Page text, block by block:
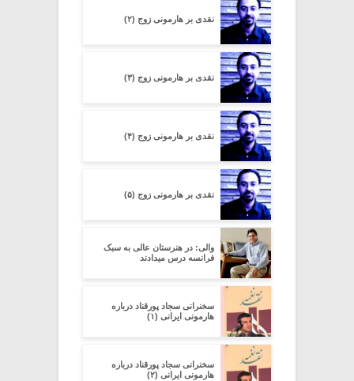
نقدی بر هارمونی زوج (۲)
نقدی بر هارمونی زوج (۳)
نقدی بر هارمونی زوج (۴)
نقدی بر هارمونی زوج (۵)
والی: در هنرستان عالی به سبک
فرانسه درس میدادند
سخنرانی سجاد پورقناد درباره
هارمونی ایرانی (۱)
سخنرانی سجاد پورقناد درباره
هارمونی ایرانی (۲)